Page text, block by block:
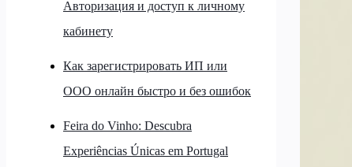
Авторизация и доступ к личному
кабинету
Как зарегистрировать ИП или
ООО онлайн быстро и без ошибок
Feira do Vinho: Descubra
Experiências Únicas em Portugal